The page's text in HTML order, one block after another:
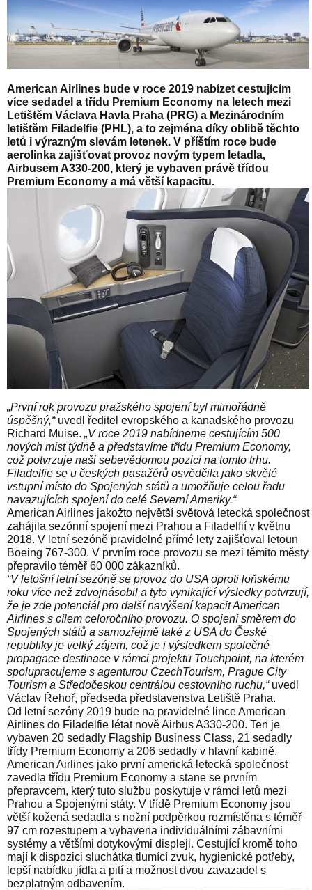
American Airlines bude v roce 2019 nabízet cestujícím
více sedadel a třídu Premium Economy na letech mezi
Letištěm Václava Havla Praha (PRG) a Mezinárodním
letištěm Filadelfie (PHL), a to zejména díky oblibě těchto
letů i výrazným slevám letenek. V příštím roce bude
aerolinka zajišťovat provoz novým typem letadla,
Airbusem A330-200, který je vybaven právě třídou
Premium Economy a má větší kapacitu.
„První rok provozu pražského spojení byl mimořádně
úspěšný,“uvedl ředitel evropského a kanadského provozu
Richard Muise. „V roce 2019 nabídneme cestujícím 500
nových míst týdně a představíme třídu Premium Economy,
což potvrzuje naši sebevědomou pozici na tomto trhu.
Filadelfie se u českých pasažérů osvědčila jako skvělé
vstupní místo do Spojených států a umožňuje celou řadu
navazujících spojení do celé Severní Ameriky.“
American Airlines jakožto největší světová letecká společnost
zahájila sezónní spojení mezi Prahou a Filadelfií v květnu
2018. V letní sezóně pravidelné přímé lety zajišťoval letoun
Boeing 767-300. V prvním roce provozu se mezi těmito městy
přepravilo téměř 60 000 zákazníků.
“V letošní letní sezóně se provoz do USA oproti loňskému
roku více než zdvojnásobil a tyto vynikající výsledky potvrzují,
že je zde potenciál pro další navýšení kapacit American
Airlines s cílem celoročního provozu. O spojení směrem do
Spojených států a samozřejmě také z USA do České
republiky je velký zájem, což je i výsledkem společné
propagace destinace v rámci projektu Touchpoint, na kterém
spolupracujeme s agenturou CzechTourism, Prague City
Tourism a Středočeskou centrálou cestovního ruchu,“ uvedl
Václav Řehoř, předseda představenstva Letiště Praha.
Od letní sezóny 2019 bude na pravidelné lince American
Airlines do Filadelfie létat nově Airbus A330-200. Ten je
vybaven 20 sedadly Flagship Business Class, 21 sedadly
třídy Premium Economy a 206 sedadly v hlavní kabině.
American Airlines jako první americká letecká společnost
zavedla třídu Premium Economy a stane se prvním
přepravcem, který tuto službu poskytuje v rámci letů mezi
Prahou a Spojenými státy. V třídě Premium Economy jsou
větší kožená sedadla s nožní podpěrkou rozmístěna s téměř
97 cm rozestupem a vybavena individuálními zábavními
systémy a většími dotykovými displeji. Cestující kromě toho
mají k dispozici sluchátka tlumící zvuk, hygienické potřeby,
lepší nabídku jídla a pití a možnost dvou zavazadel s
bezplatným odbavením.